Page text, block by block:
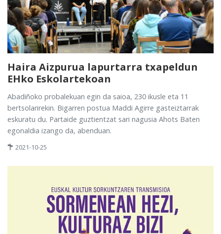
Haira Aizpurua lapurtarra txapeldun
EHko Eskolartekoan
Abadiñoko probalekuan egin da saioa, 230 ikusle eta 11
bertsolarirekin. Bigarren postua Maddi Agirre gasteiztarrak
eskuratu du. Partaide guztientzat sari nagusia Ahots Baten
egonaldia izango da, abenduan.
2021-10-25